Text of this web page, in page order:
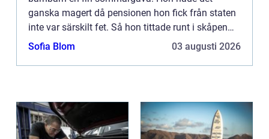
ganska magert då pensionen hon fick från staten
inte var särskilt fet. Så hon tittade runt i skåpen
där hemma och leta...
Sofia Blom 03 augusti 2026